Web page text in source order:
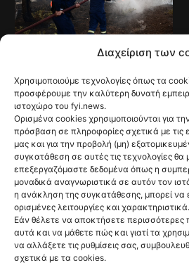
Διαχείριση των
Χρησιμοποιούμε τεχνολογίες όπως τα
προσφέρουμε την καλύτερη δυνατή
ιστοχώρο του fyi.news.
Ορισμένα cookies χρησιμοποιούνται για
πρόσβαση σε πληροφορίες σχετικά με τις
μας και για την προβολή (μη)
συγκατάθεση σε αυτές τις τεχνολογίες θα
επεξεργαζόμαστε δεδομένα όπως η
μοναδικά αναγνωριστικά σε αυτόν τον
η ανάκληση της συγκατάθεσης, μπορεί να
ορισμένες λειτουργίες και χαρακτηριστικά.
Εάν θέλετε να αποκτήσετε περισσότερες
αυτά και να μάθετε πώς και γιατί τα
να αλλάξετε τις ρυθμίσεις σας,
σχετικά με τα cookies.
Ακολούθησέ μας